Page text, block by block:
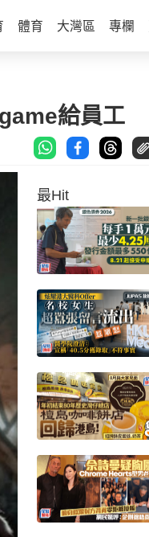
體育 大灣區 專欄
給員工
最Hit